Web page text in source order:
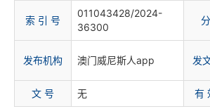
索 引 号
011043428/2024-
36300
发布机构 澳门威尼斯人app 发
文 号 无 有